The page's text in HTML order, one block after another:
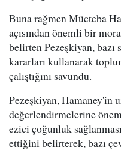
Buna rağmen Mücteba
açısından önemli bir
belirten Pezeşkiyan, bazı
kararları kullanarak
çalıştığını savundu.
Pezeşkiyan, Hamaney'in
değerlendirmelerine
ezici çoğunluk
ettiğini belirterek, bazı